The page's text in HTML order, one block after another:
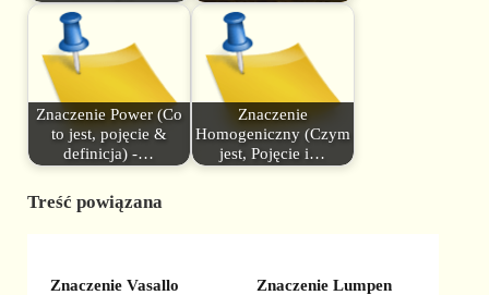
Znaczenie Power (Co
to jest, pojęcie &
definicja) -…
Znaczenie
Homogeniczny (Czym
jest, Pojęcie i…
Treść powiązana
Znaczenie Vasallo
Znaczenie Lumpen